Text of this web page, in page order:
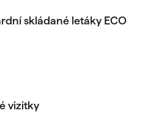
skládané letáky ECO
vizitky